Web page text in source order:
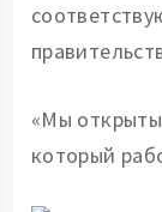
«Мы
который